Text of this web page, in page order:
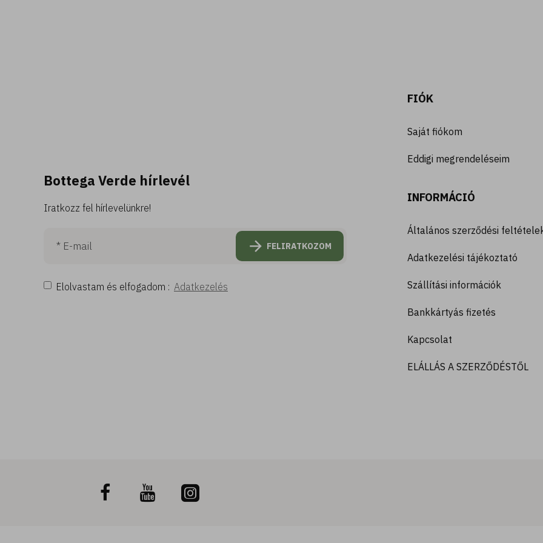
Bottega Verde hírlevél
Iratkozz fel hírlevelünkre!
FELIRATKOZOM
Elolvastam és elfogadom : Adatkezelés
FIÓK
Saját fiókom
Eddigi megrendeléseim
INFORMÁCIÓ
Általános szerződési
Adatkezelési tájékoztató
Szállítási információk
Bankkártyás fizetés
Kapcsolat
ELÁLLÁS A SZERZŐDÉSTŐL